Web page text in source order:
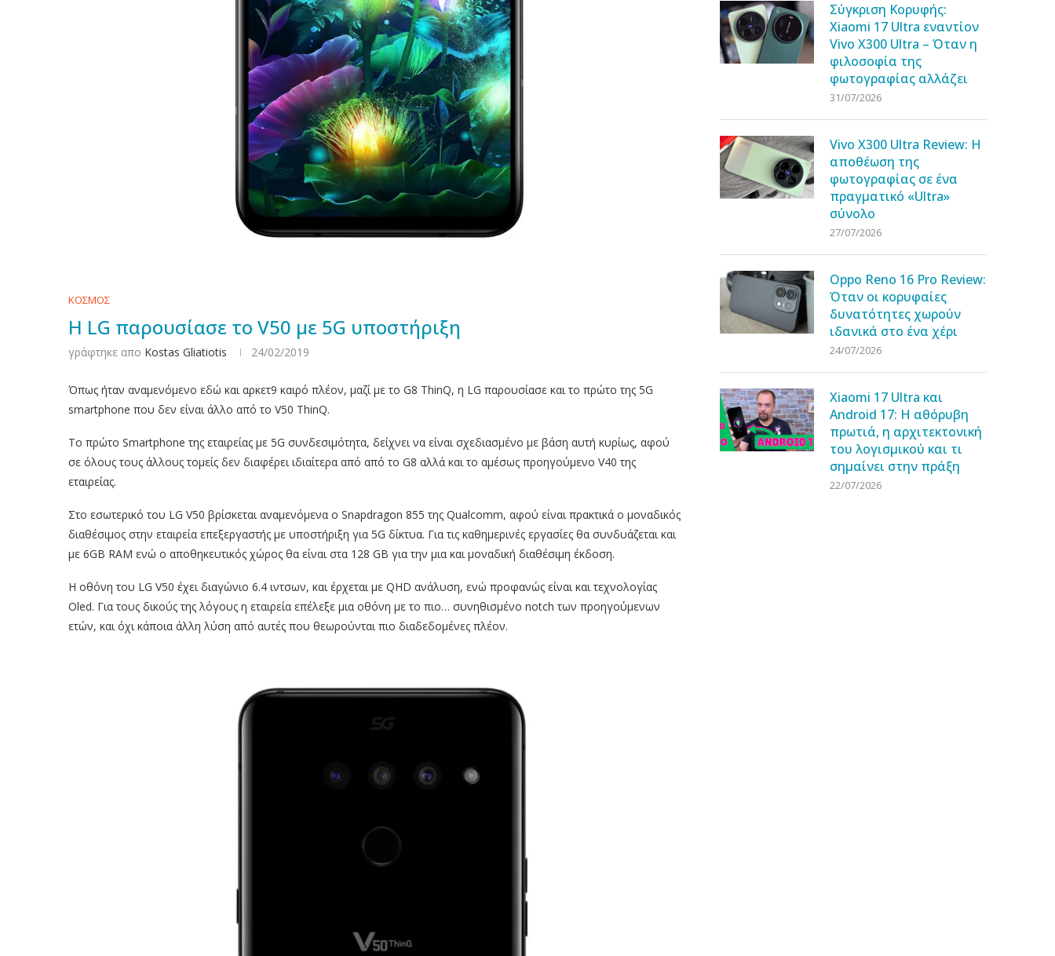
ΚΟΣΜΟΣ
Η LG παρουσίασε το V50 με 5G υποστήριξη
γράφτηκε απο Kostas Gliatiotis 24/02/2019
Όπως ήταν αναμενόμενο εδώ και αρκετ9 καιρό πλέον, μαζί με το G8 ThinQ, η LG παρουσίασε και το πρώτο της 5G
smartphone που δεν είναι άλλο από το V50 ThinQ.
Το πρώτο Smartphone της εταιρείας με 5G συνδεσιμότητα, δείχνει να είναι σχεδιασμένο με βάση αυτή κυρίως, αφού
σε όλους τους άλλους τομείς δεν διαφέρει ιδιαίτερα από από το G8 αλλά και το αμέσως προηγούμενο V40 της
εταιρείας.
Στο εσωτερικό του LG V50 βρίσκεται αναμενόμενα ο Snapdragon 855 της Qualcomm, αφού είναι πρακτικά ο μοναδικός
διαθέσιμος στην εταιρεία επεξεργαστής με υποστήριξη για 5G δίκτυα. Για τις καθημερινές εργασίες θα συνδυάζεται και
με 6GB RAM ενώ ο αποθηκευτικός χώρος θα είναι στα 128 GB για την μια και μοναδική διαθέσιμη έκδοση.
Η οθόνη του LG V50 έχει διαγώνιο 6.4 ιντσων, και έρχεται με QHD ανάλυση, ενώ προφανώς είναι και τεχνολογίας
Oled. Για τους δικούς της λόγους η εταιρεία επέλεξε μια οθόνη με το πιο… συνηθισμένο notch των προηγούμενων
ετών, και όχι κάποια άλλη λύση από αυτές που θεωρούνται πιο διαδεδομένες πλέον.
Σύγκριση Κορυφής:
Xiaomi 17 Ultra εναντίον
Vivo X300 Ultra – Όταν η
φιλοσοφία της
φωτογραφίας αλλάζει
31/07/2026
Vivo X300 Ultra Review: Η
αποθέωση της
φωτογραφίας σε ένα
πραγματικό «Ultra»
σύνολο
27/07/2026
Oppo Reno 16 Pro Review:
Όταν οι κορυφαίες
δυνατότητες χωρούν
ιδανικά στο ένα χέρι
24/07/2026
Xiaomi 17 Ultra και
Android 17: Η αθόρυβη
πρωτιά, η αρχιτεκτονική
του λογισμικού και τι
σημαίνει στην πράξη
22/07/2026